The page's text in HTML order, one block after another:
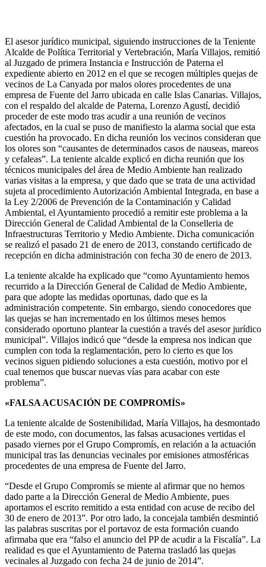
El asesor jurídico municipal, siguiendo instrucciones de la Teniente
Alcalde de Política Territorial y Vertebración, María Villajos, remitió
al Juzgado de primera Instancia e Instrucción de Paterna el
expediente abierto en 2012 en el que se recogen múltiples quejas de
vecinos de La Canyada por malos olores procedentes de una
empresa de Fuente del Jarro ubicada en calle Islas Canarias. Villajos,
con el respaldo del alcalde de Paterna, Lorenzo Agustí, decidió
proceder de este modo tras acudir a una reunión de vecinos
afectados, en la cual se puso de manifiesto la alarma social que esta
cuestión ha provocado. En dicha reunión los vecinos consideran que
los olores son “causantes de determinados casos de nauseas, mareos
y cefaleas”. La teniente alcalde explicó en dicha reunión que los
técnicos municipales del área de Medio Ambiente han realizado
varias visitas a la empresa, y que dado que se trata de una actividad
sujeta al procedimiento Autorización Ambiental Integrada, en base a
la Ley 2/2006 de Prevención de la Contaminación y Calidad
Ambiental, el Ayuntamiento procedió a remitir este problema a la
Dirección General de Calidad Ambiental de la Conselleria de
Infraestructuras Territorio y Medio Ambiente. Dicha comunicación
se realizó el pasado 21 de enero de 2013, constando certificado de
recepción en dicha administración con fecha 30 de enero de 2013.
La teniente alcalde ha explicado que “como Ayuntamiento hemos
recurrido a la Dirección General de Calidad de Medio Ambiente,
para que adopte las medidas oportunas, dado que es la
administración competente. Sin embargo, siendo conocedores que
las quejas se han incrementado en los últimos meses hemos
considerado oportuno plantear la cuestión a través del asesor jurídico
municipal”. Villajos indicó que “desde la empresa nos indican que
cumplen con toda la reglamentación, pero lo cierto es que los
vecinos siguen pidiendo soluciones a esta cuestión, motivo por el
cual tenemos que buscar nuevas vías para acabar con este
problema”.
«FALSA ACUSACIÓN DE COMPROMÍS»
La teniente alcalde de Sostenibilidad, María Villajos, ha desmontado
de este modo, con documentos, las falsas acusaciones vertidas el
pasado viernes por el Grupo Compromís, en relación a la actuación
municipal tras las denuncias vecinales por emisiones atmosféricas
procedentes de una empresa de Fuente del Jarro.
“Desde el Grupo Compromís se miente al afirmar que no hemos
dado parte a la Dirección General de Medio Ambiente, pues
aportamos el escrito remitido a esta entidad con acuse de recibo del
30 de enero de 2013”. Por otro lado, la concejala también desmintió
las palabras suscritas por el portavoz de esta formación cuando
afirmaba que era “falso el anuncio del PP de acudir a la Fiscalía”. La
realidad es que el Ayuntamiento de Paterna trasladó las quejas
vecinales al Juzgado con fecha 24 de junio de 2014”.